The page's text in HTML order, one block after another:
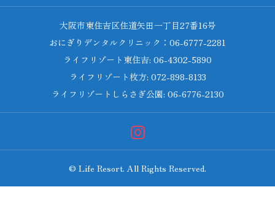
大阪市東住吉区住道矢田一丁目27番16号
おにぎりデンタルクリニック：06-6777-2281
ライフリゾート東住吉: 06-4302-5890
ライフリゾート枚方: 072-898-8133
ライフリゾートしらさぎ公園: 06-6776-2130
© Life Resort. All Rights Reserved.